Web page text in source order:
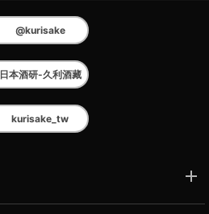
@kurisake
日本酒研-久利酒藏
kurisake_tw